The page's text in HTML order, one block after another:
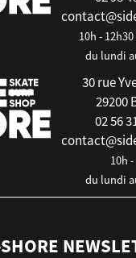
10h -
du lundi
30 rue
29200
02 56
10h
du lundi